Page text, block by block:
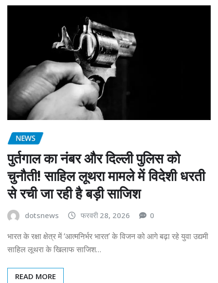
NEWS
पुर्तगाल का नंबर और दिल्ली पुलिस को
चुनौती! साहिल लूथरा मामले में विदेशी धरती
से रची जा रही है बड़ी साजिश
dotsnews फरवरी 28, 2026 0
भारत के रक्षा क्षेत्र में ‘आत्मनिर्भर भारत’ के विजन को आगे बढ़ा रहे युवा उद्यमी
साहिल लूथरा के खिलाफ साजिश…
READ MORE